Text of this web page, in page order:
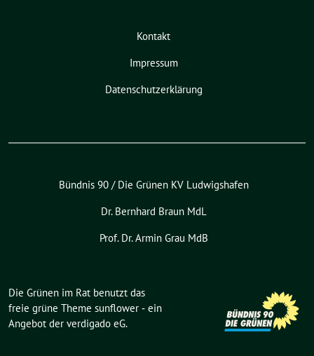
Kontakt
Impressum
Datenschutzerklärung
Bündnis 90 / Die Grünen KV Ludwigshafen
Dr. Bernhard Braun MdL
Prof. Dr. Armin Grau MdB
Die Grünen im Rat benutzt das
freie grüne Theme sunflower ‐ ein
Angebot der verdigado eG.